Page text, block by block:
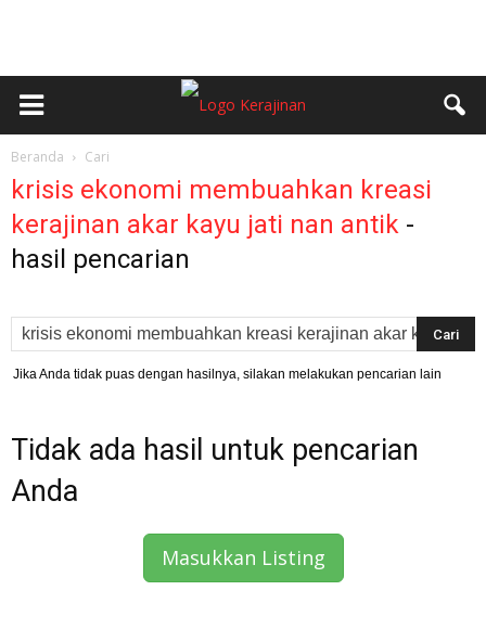
Beranda Cari
krisis ekonomi membuahkan kreasi
kerajinan akar kayu jati nan antik -
hasil pencarian
Jika Anda tidak puas dengan hasilnya, silakan melakukan pencarian lain
Tidak ada hasil untuk pencarian
Anda
Masukkan Listing